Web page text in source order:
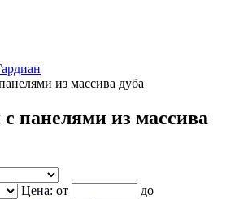
из массива дуба
панелями из массива
Цена: от
до